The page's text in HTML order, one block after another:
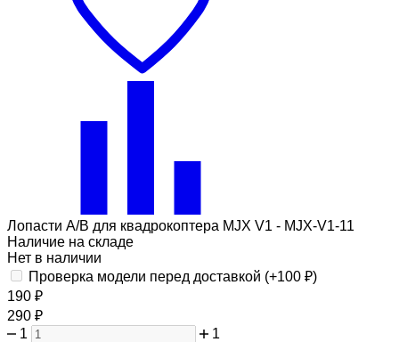
Лопасти A/B для квадрокоптера MJX V1 - MJX-V1-11
Наличие на складе
Нет в наличии
Проверка модели перед доставкой (+100 ₽)
190 ₽
290 ₽
1
1